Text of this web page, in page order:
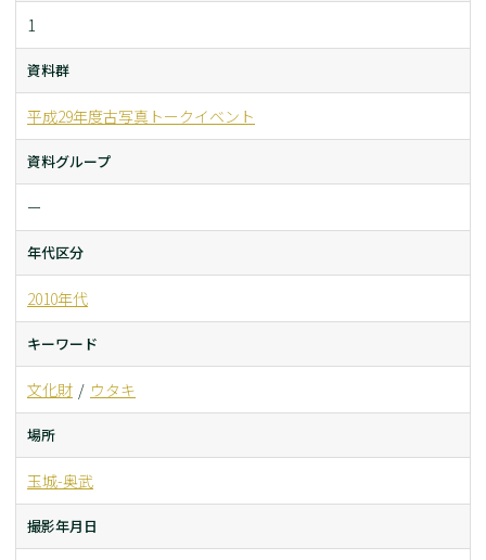
1
資料群
平成29年度古写真トークイベント
資料グループ
ー
年代区分
2010年代
キーワード
文化財 ウタキ
場所
玉城-奥武
撮影年月日